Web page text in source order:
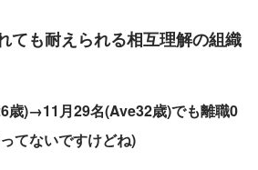
ても耐えられる相互理解の組織
歳)→11月29名(Ave32歳)でも離職0
てないですけどね)